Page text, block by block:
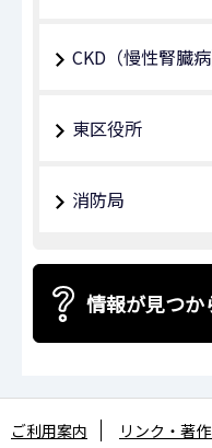
CKD（慢性腎臓
東区役所
消防局
情報が見つか
ご利用案内 リンク・著